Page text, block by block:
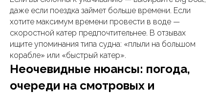
даже если поездка займет больше времени. Если
хотите максимум времени провести в воде —
скоростной катер предпочтительнее. В отзывах
ищите упоминания типа судна: «плыли на большом
корабле» или «быстрый катер».
Неочевидные нюансы: погода,
очереди на смотровых и